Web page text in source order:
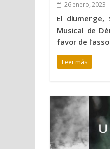
26 enero, 2023
El diumenge,
Musical de
favor de
Leer más